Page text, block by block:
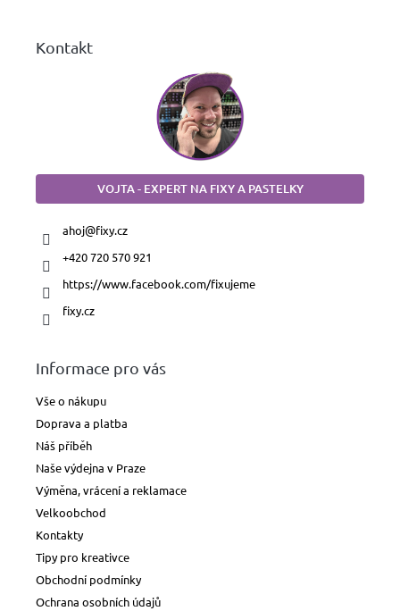
Kontakt
VOJTA - EXPERT NA FIXY A PASTELKY
ahoj@fixy.cz
+420 720 570 921
https://www.facebook.com/fixujeme
fixy.cz
Informace pro vás
Vše o nákupu
Doprava a platba
Náš příběh
Naše výdejna v Praze
Výměna, vrácení a reklamace
Velkoobchod
Kontakty
Tipy pro kreativce
Obchodní podmínky
Ochrana osobních údajů